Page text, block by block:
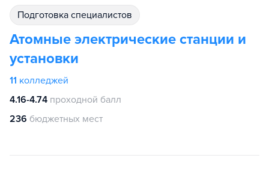
подготовка специалистов
Атомные электрические станции и
установки
11 колледжей
4.16-4.74 проходной балл
236 бюджетных мест